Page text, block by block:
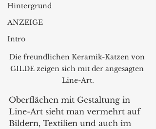
Hintergrund
ANZEIGE
Intro
Die freundlichen Keramik-Katzen von
GILDE zeigen sich mit der angesagten
Line-Art.
Oberflächen mit Gestaltung in
Line-Art sieht man vermehrt auf
Bildern, Textilien und auch im